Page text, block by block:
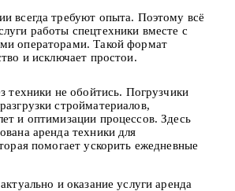
всегда требуют опыта. Поэтому всё
работы спецтехники вместе с
операторами. Такой формат
и исключает простои.
техники не обойтись. Погрузчики
стройматериалов,
и оптимизации процессов. Здесь
аренда техники для
помогает ускорить ежедневные
и оказание услуги аренда